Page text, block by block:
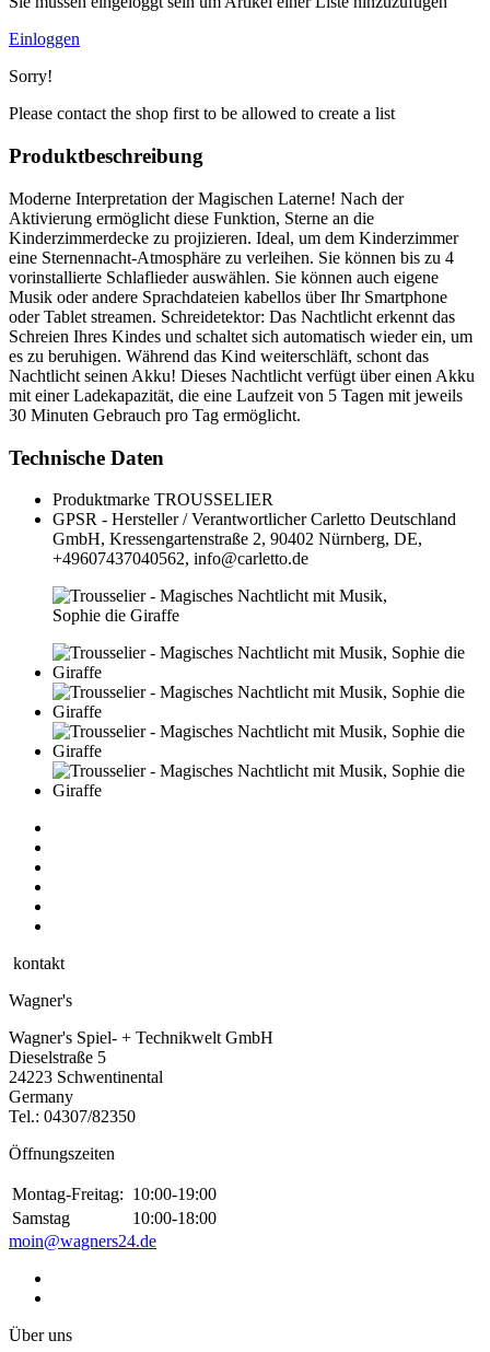
Einloggen
Sorry!
Please contact the shop first to be allowed to create a list
Produktbeschreibung
Moderne Interpretation der Magischen Laterne! Nach der
Aktivierung ermöglicht diese Funktion, Sterne an die
Kinderzimmerdecke zu projizieren. Ideal, um dem Kinderzimmer
eine Sternennacht-Atmosphäre zu verleihen. Sie können bis zu 4
vorinstallierte Schlaflieder auswählen. Sie können auch eigene
Musik oder andere Sprachdateien kabellos über Ihr Smartphone
oder Tablet streamen. Schreidetektor: Das Nachtlicht erkennt das
Schreien Ihres Kindes und schaltet sich automatisch wieder ein, um
es zu beruhigen. Während das Kind weiterschläft, schont das
Nachtlicht seinen Akku! Dieses Nachtlicht verfügt über einen Akku
mit einer Ladekapazität, die eine Laufzeit von 5 Tagen mit jeweils
30 Minuten Gebrauch pro Tag ermöglicht.
Technische Daten
Produktmarke TROUSSELIER
GPSR - Hersteller / Verantwortlicher Carletto Deutschland
GmbH, Kressengartenstraße 2, 90402 Nürnberg, DE,
+49607437040562, info@carletto.de
kontakt
Wagner's
Wagner's Spiel- + Technikwelt GmbH
Dieselstraße 5
24223 Schwentinental
Germany
Tel.: 04307/82350
Öffnungszeiten
Montag-Freitag: 10:00-19:00
Samstag
10:00-18:00
moin@wagners24.de
Über uns